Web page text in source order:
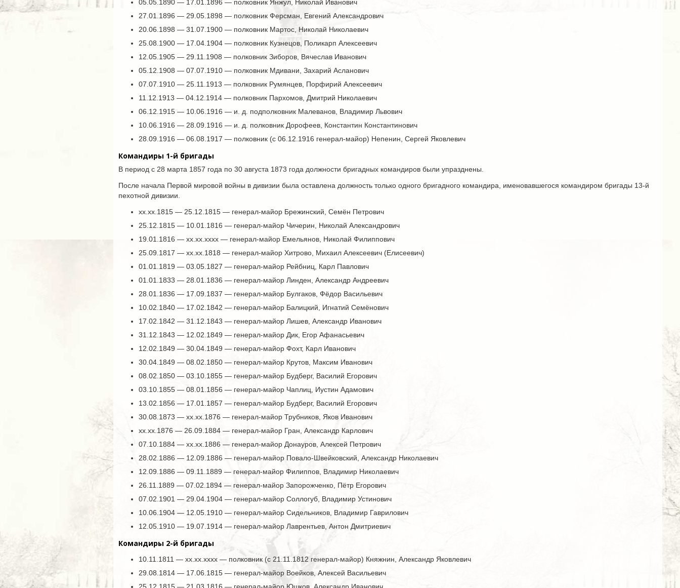
05.05.1890 — 17.01.1896 — полковник Янжул, Николай Иванович
27.01.1896 — 29.05.1898 — полковник Ферсман, Евгений Александрович
20.06.1898 — 31.07.1900 — полковник Мартос, Николай Николаевич
25.08.1900 — 17.04.1904 — полковник Кузнецов, Поликарп Алексеевич
12.05.1905 — 29.11.1908 — полковник Зиборов, Вячеслав Иванович
05.12.1908 — 07.07.1910 — полковник Мдивани, Захарий Асланович
07.07.1910 — 25.11.1913 — полковник Румянцев, Порфирий Алексеевич
11.12.1913 — 04.12.1914 — полковник Пархомов, Дмитрий Николаевич
06.12.1915 — 10.06.1916 — и. д. подполковник Малеванов, Владимир Львович
10.06.1916 — 28.09.1916 — и. д. полковник Дорофеев, Константин Константинович
28.09.1916 — 06.08.1917 — полковник (с 06.12.1916 генерал-майор) Непенин, Сергей Яковлевич
Командиры 1-й бригады
В период с 28 марта 1857 года по 30 августа 1873 года должности бригадных командиров были упразднены.
После начала Первой мировой войны в дивизии была оставлена должность только одного бригадного командира, именовавшегося командиром бригады 13-й
пехотной дивизии.
хх.хх.1815 — 25.12.1815 — генерал-майор Брежинский, Семён Петрович
25.12.1815 — 10.01.1816 — генерал-майор Чичерин, Николай Александрович
19.01.1816 — хх.хх.хххх — генерал-майор Емельянов, Николай Филиппович
25.09.1817 — хх.хх.1818 — генерал-майор Хитрово, Михаил Алексеевич (Елисеевич)
01.01.1819 — 03.05.1827 — генерал-майор Рейбниц, Карл Павлович
01.01.1833 — 28.01.1836 — генерал-майор Линден, Александр Андреевич
28.01.1836 — 17.09.1837 — генерал-майор Булгаков, Фёдор Васильевич
10.02.1840 — 17.02.1842 — генерал-майор Балицкий, Игнатий Семёнович
17.02.1842 — 31.12.1843 — генерал-майор Лишев, Александр Иванович
31.12.1843 — 12.02.1849 — генерал-майор Дик, Егор Афанасьевич
12.02.1849 — 30.04.1849 — генерал-майор Фохт, Карл Иванович
30.04.1849 — 08.02.1850 — генерал-майор Крутов, Максим Иванович
08.02.1850 — 03.10.1855 — генерал-майор Будберг, Василий Егорович
03.10.1855 — 08.01.1856 — генерал-майор Чаплиц, Иустин Адамович
13.02.1856 — 17.01.1857 — генерал-майор Будберг, Василий Егорович
30.08.1873 — хх.хх.1876 — генерал-майор Трубников, Яков Иванович
хх.хх.1876 — 26.09.1884 — генерал-майор Гран, Александр Карлович
07.10.1884 — хх.хх.1886 — генерал-майор Донауров, Алексей Петрович
28.02.1886 — 12.09.1886 — генерал-майор Повало-Швейковский, Александр Николаевич
12.09.1886 — 09.11.1889 — генерал-майор Филиппов, Владимир Николаевич
26.11.1889 — 07.02.1894 — генерал-майор Запорожченко, Пётр Егорович
07.02.1901 — 29.04.1904 — генерал-майор Соллогуб, Владимир Устинович
10.06.1904 — 12.05.1910 — генерал-майор Сидельников, Владимир Гаврилович
12.05.1910 — 19.07.1914 — генерал-майор Лаврентьев, Антон Дмитриевич
Командиры 2-й бригады
10.11.1811 — хх.хх.хххх — полковник (с 21.11.1812 генерал-майор) Княжнин, Александр Яковлевич
29.08.1814 — 17.06.1815 — генерал-майор Воейков, Алексей Васильевич